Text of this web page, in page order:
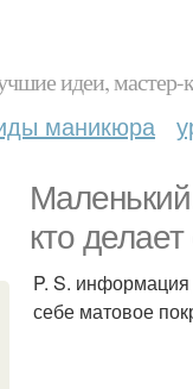
идеи, мастер-
маникюра
кто
P. S. информация
себе матовое